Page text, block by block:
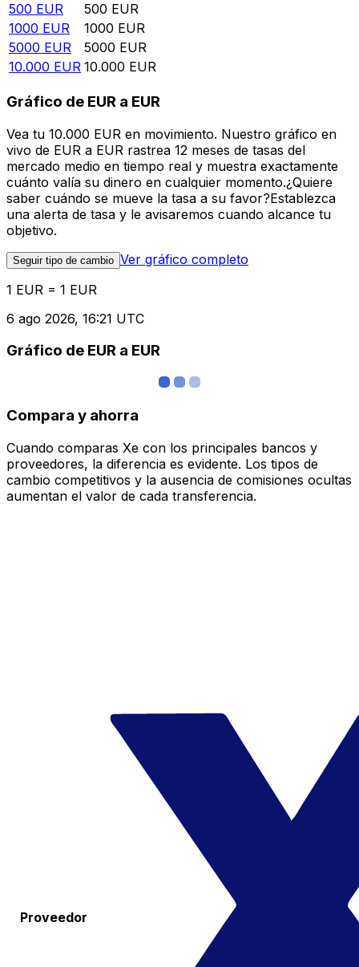
500 EUR 500 EUR
1000 EUR 1000 EUR
5000 EUR 5000 EUR
10.000 EUR 10.000 EUR
Gráfico de EUR a EUR
Vea tu 10.000 EUR en movimiento. Nuestro gráfico en
vivo de EUR a EUR rastrea 12 meses de tasas del
mercado medio en tiempo real y muestra exactamente
cuánto valía su dinero en cualquier momento.¿Quiere
saber cuándo se mueve la tasa a su favor?Establezca
una alerta de tasa y le avisaremos cuando alcance tu
objetivo.
Seguir tipo de cambio Ver gráfico completo
1 EUR = 1 EUR
6 ago 2026, 16:21 UTC
Gráfico de EUR a EUR
Compara y ahorra
Cuando comparas Xe con los principales bancos y
proveedores, la diferencia es evidente. Los tipos de
cambio competitivos y la ausencia de comisiones ocultas
aumentan el valor de cada transferencia.
Proveedor